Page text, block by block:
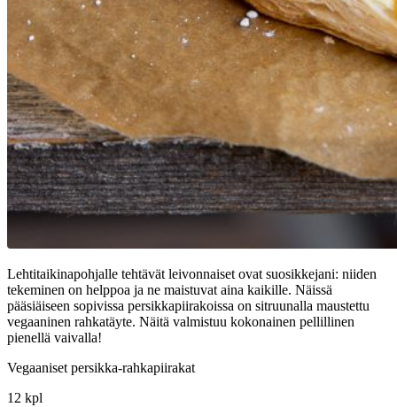
Lehtitaikinapohjalle tehtävät leivonnaiset ovat suosikkejani: niiden
tekeminen on helppoa ja ne maistuvat aina kaikille. Näissä
pääsiäiseen sopivissa persikkapiirakoissa on sitruunalla maustettu
vegaaninen rahkatäyte. Näitä valmistuu kokonainen pellillinen
pienellä vaivalla!
Vegaaniset persikka-rahkapiirakat
12 kpl